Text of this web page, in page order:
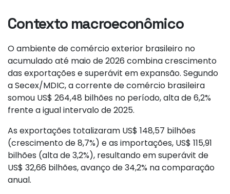
Contexto macroeconômico
O ambiente de comércio exterior brasileiro no
acumulado até maio de 2026 combina crescimento
das exportações e superávit em expansão. Segundo
a Secex/MDIC, a corrente de comércio brasileira
somou US$ 264,48 bilhões no período, alta de 6,2%
frente a igual intervalo de 2025.
As exportações totalizaram US$ 148,57 bilhões
(crescimento de 8,7%) e as importações, US$ 115,91
bilhões (alta de 3,2%), resultando em superávit de
US$ 32,66 bilhões, avanço de 34,2% na comparação
anual.